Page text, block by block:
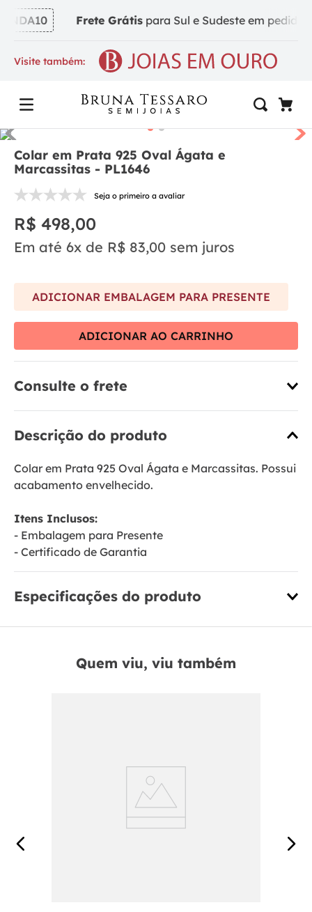
Frete Grátispara Sul e Sudeste em pedidos
Visite também:
Colar em Prata 925 Oval Ágata e
Marcassitas - PL1646
Seja o primeiro a avaliar
R$ 498,00
Em até 6x de R$ 83,00 sem juros
ADICIONAR EMBALAGEM PARA PRESENTE
ADICIONAR AO CARRINHO
Consulte o frete
Descrição do produto
Colar em Prata 925 Oval Ágata e Marcassitas. Possui
acabamento envelhecido.
Itens Inclusos:
- Embalagem para Presente
- Certificado de Garantia
Especificações do produto
Quem viu, viu também